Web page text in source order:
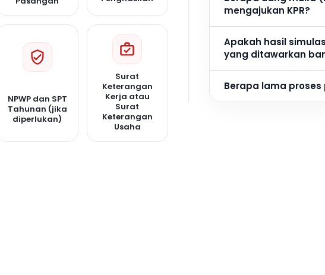
NPWP dan SPT
Tahunan (jika
diperlukan)
Surat
Keterangan
Kerja atau
Surat
Keterangan
Usaha
mengajukan KPR?
Apakah hasil
yang ditawarkan
Berapa lama proses